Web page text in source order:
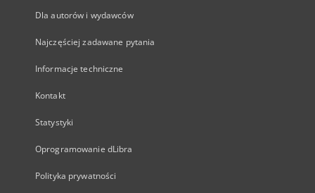
Dla autorów i wydawców
Najczęściej zadawane pytania
Informacje techniczne
Kontakt
Statystyki
Oprogramowanie dLibra
Polityka prywatności